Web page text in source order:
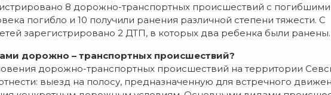
8 дорожно-транспортных происшествий с
погибло и 10 получили ранения различной степени тяжести. С
зарегистрировано 2 ДТП, в которых два ребенка были ранены.
дорожно – транспортных происшествий?
дорожно-транспортных происшествий на территории
выезд на полосу, предназначенную для встречного